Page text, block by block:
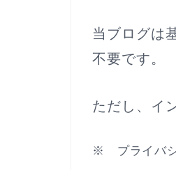
当ブログは
不要です。
ただし、イ
※ プライバ